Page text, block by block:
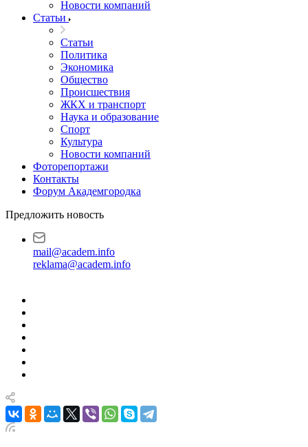
Новости компаний
Статьи
Статьи
Политика
Экономика
Общество
Происшествия
ЖКХ и транспорт
Наука и образование
Спорт
Культура
Новости компаний
Фоторепортажи
Контакты
Форум Академгородка
Предложить новость
mail@academ.info
reklama@academ.info